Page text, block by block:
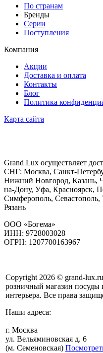
По странам
Бренды
Серии
Поступления
Компания
Акции
Доставка и оплата
Контакты
Блог
Политика
Карта сайта
Grand Lux осуществляет
СНГ: Москва, Санкт-
Нижний Новгород, Казань,
на-Дону, Уфа, Красноярск,
Симферополь, Севастополь,
Рязань
ООО «Богема»
ИНН: 9728003028
ОГРН: 1207700163967
Copyright 2026 © grand-
розничный магазин посуды
интерьера. Все права
Наши адреса:
г. Москва
ул. Вельяминовская д. 6
(м. Семеновская)